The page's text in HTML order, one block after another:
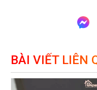
BÀI VIẾT LIÊN